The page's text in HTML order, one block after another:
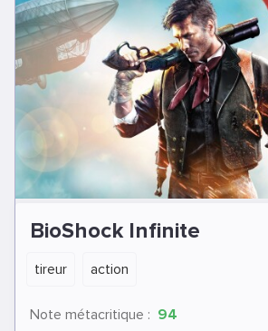
BioShock Infinite
tireur action
Note métacritique : 94